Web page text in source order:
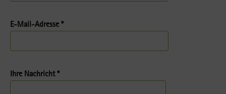
E-Mail-Adresse *
Ihre Nachricht *